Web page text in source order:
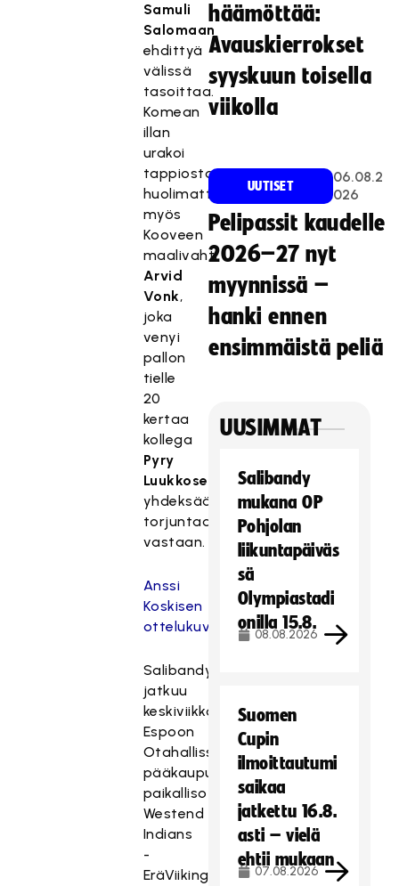
Samuli
Salomaan
ehdittyä
välissä
tasoittaa.
Komean
illan
urakoi
tappiosta
huolimatta
myös
Kooveen
maalivahti
Arvid
Vonk,
joka
venyi
pallon
tielle
20
kertaa
kollega
Pyry
Luukkosen
yhdeksää
torjuntaa
vastaan.
Anssi
Koskisen
ottelukuviin
Salibandyliiga
jatkuu
keskiviikkona
Espoon
Otahallissa
pääkaupunkiseudun
paikallisottelulla
Westend
Indians
-
EräViikingit.
häämöttää:
Avauskierrokset
syyskuun toisella
viikolla
UUTISET
06.08.2
026
Pelipassit kaudelle
2026–27 nyt
myynnissä –
hanki ennen
ensimmäistä peliä
UUSIMMAT
Salibandy
mukana OP
Pohjolan
liikuntapäiväs
sä
Olympiastadi
onilla 15.8.
08.08.2026
Suomen
Cupin
ilmoittautumi
saikaa
jatkettu 16.8.
asti – vielä
ehtii mukaan
07.08.2026